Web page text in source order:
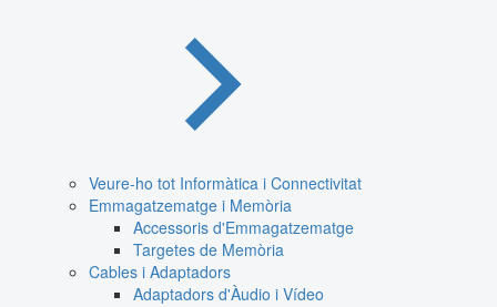
Veure-ho tot Informàtica i Connectivitat
Emmagatzematge i Memòria
Accessoris d'Emmagatzematge
Targetes de Memòria
Cables i Adaptadors
Adaptadors d'Àudio i Vídeo